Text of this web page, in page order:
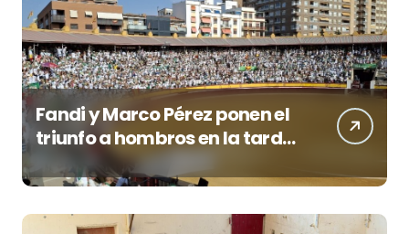
Fandi y Marco Pérez ponen el
triunfo a hombros en la tarde
de San Lorenzo